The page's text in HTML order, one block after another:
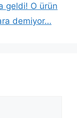
geldi! O ürün
demiyor…